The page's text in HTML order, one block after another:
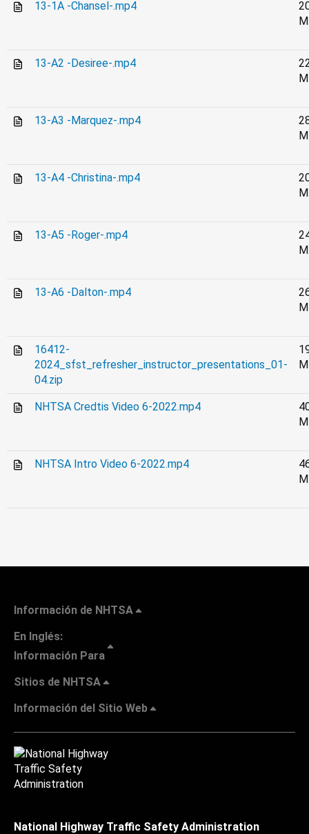
13-1A -Chansel-.mp4
13-A2 -Desiree-.mp4
13-A3 -Marquez-.mp4
13-A4 -Christina-.mp4
13-A5 -Roger-.mp4
13-A6 -Dalton-.mp4
16412-
2024_sfst_refresher_instructor_presentations_01-
04.zip
NHTSA Credtis Video 6-2022.mp4
NHTSA Intro Video 6-2022.mp4
Información de NHTSA
En Inglés:
Información Para
Sitios de NHTSA
Información del Sitio Web
National Highway Traffic Safety Administration